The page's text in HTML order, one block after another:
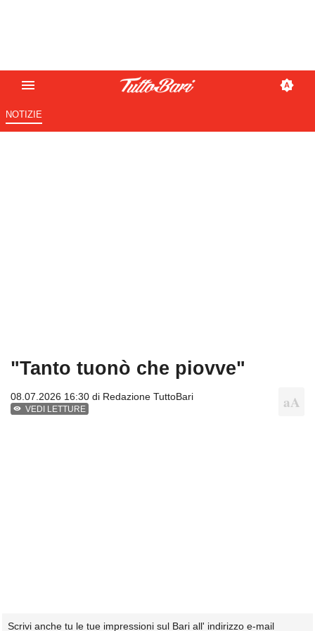
NOTIZIE
"Tanto tuonò che piovve"
08.07.2026 16:30 di Redazione TuttoBari
VEDI LETTURE
Scrivi anche tu le tue impressioni sul Bari all' indirizzo e-mail